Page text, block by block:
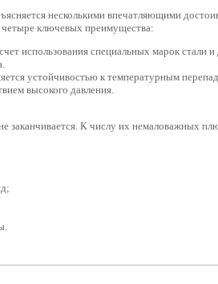
несколькими впечатляющими
четыре ключевых преимущества:
использования специальных марок стали
устойчивостью к температурным
высокого давления.
заканчивается. К числу их немаловажных